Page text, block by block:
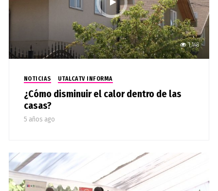
1,148
NOTICIAS UTALCATV INFORMA
¿Cómo disminuir el calor dentro de las
casas?
5 años ago